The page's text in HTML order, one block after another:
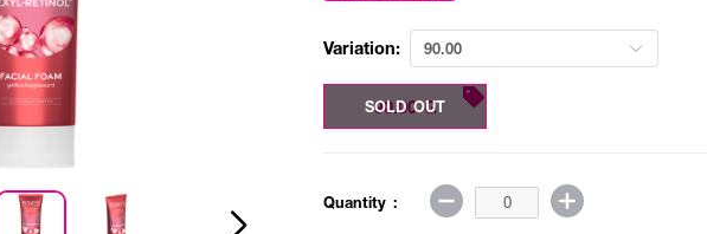
Variation: 90.00
90.00 G
SOLD OUT
Quantity :